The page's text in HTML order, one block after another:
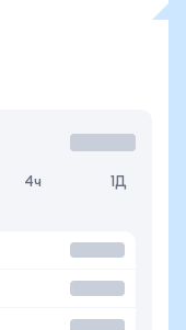
4ч 1Д